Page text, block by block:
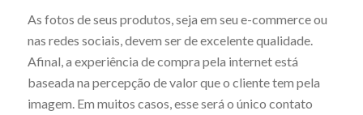
As fotos de seus produtos, seja em seu e-commerce ou
nas redes sociais, devem ser de excelente qualidade.
Afinal, a experiência de compra pela internet está
baseada na percepção de valor que o cliente tem pela
imagem. Em muitos casos, esse será o único contato